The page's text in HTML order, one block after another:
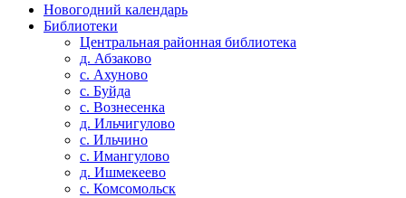
Новогодний календарь
Библиотеки
Центральная районная библиотека
д. Абзаково
с. Ахуново
с. Буйда
с. Вознесенка
д. Ильчигулово
с. Ильчино
с. Имангулово
д. Ишмекеево
с. Комсомольск